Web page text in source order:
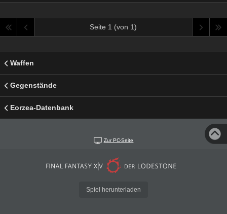
Seite 1 (von 1)
Waffen
Gegenstände
Eorzea-Datenbank
Zur PC-Seite
Spiel herunterladen